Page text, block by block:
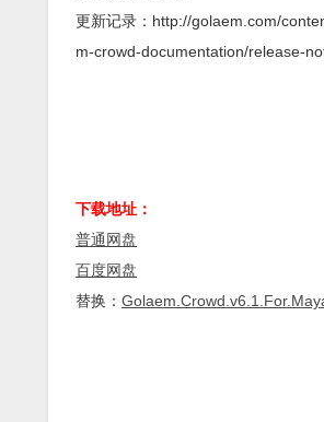
更新记录：http://golaem.com/
m-crowd-documentation/release-
下载地址：
普通网盘
百度网盘
替换：